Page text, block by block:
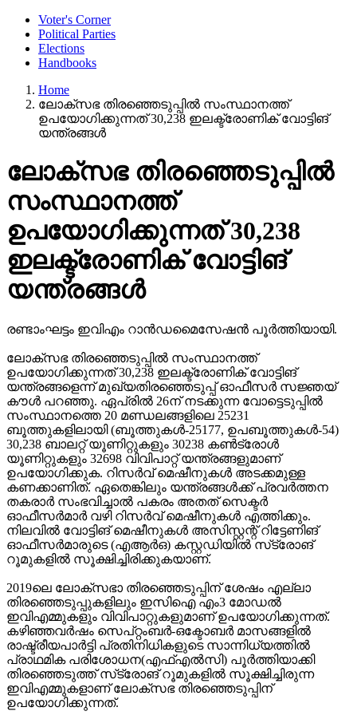
Voter's Corner
Political Parties
Elections
Handbooks
Home
ലോക്‌സഭ തിരഞ്ഞെടുപ്പില്‍ സംസ്ഥാനത്ത്
ഉപയോഗിക്കുന്നത് 30,238 ഇലക്ട്രോണിക് വോട്ടിങ്
യന്ത്രങ്ങള്‍
ലോക്‌സഭ തിരഞ്ഞെടുപ്പില്‍
സംസ്ഥാനത്ത്
ഉപയോഗിക്കുന്നത് 30,238
ഇലക്ട്രോണിക് വോട്ടിങ്
യന്ത്രങ്ങള്‍
രണ്ടാംഘട്ടം ഇവിഎം റാന്‍ഡമൈസേഷന്‍ പൂര്‍ത്തിയായി.
ലോക്‌സഭ തിരഞ്ഞെടുപ്പില്‍ സംസ്ഥാനത്ത്
ഉപയോഗിക്കുന്നത് 30,238 ഇലക്ട്രോണിക് വോട്ടിങ്
യന്ത്രങ്ങളെന്ന് മുഖ്യതിരഞ്ഞെടുപ്പ് ഓഫീസര്‍ സജ്ഞയ്
കൗള്‍ പറഞ്ഞു. ഏപ്രില്‍ 26ന് നടക്കുന്ന വോട്ടെടുപ്പില്‍
സംസ്ഥാനത്തെ 20 മണ്ഡലങ്ങളിലെ 25231
ബൂത്തുകളിലായി (ബൂത്തുകള്‍-25177, ഉപബൂത്തുകള്‍-54)
30,238 ബാലറ്റ് യൂണിറ്റുകളും 30238 കണ്‍ട്രോള്‍
യൂണിറ്റുകളും 32698 വിവിപാറ്റ് യന്ത്രങ്ങളുമാണ്
ഉപയോഗിക്കുക. റിസര്‍വ് മെഷീനുകള്‍ അടക്കമുള്ള
കണക്കാണിത്. ഏതെങ്കിലും യന്ത്രങ്ങള്‍ക്ക് പ്രവര്‍ത്തന
തകരാര്‍ സംഭവിച്ചാല്‍ പകരം അതത് സെക്ടര്‍
ഓഫീസര്‍മാര്‍ വഴി റിസര്‍വ് മെഷീനുകള്‍ എത്തിക്കും.
നിലവില്‍ വോട്ടിങ് മെഷീനുകള്‍ അസിസ്റ്റന്റ് റിട്ടേണിങ്
ഓഫീസര്‍മാരുടെ (എആര്‍ഒ) കസ്റ്റഡിയില്‍ സ്‌ട്രോങ്
റൂമുകളില്‍ സൂക്ഷിച്ചിരിക്കുകയാണ്.
2019ലെ ലോക്സഭാ തിരഞ്ഞെടുപ്പിന് ശേഷം എല്ലാ
തിരഞ്ഞെടുപ്പുകളിലും ഇസിഐ എം3 മോഡല്‍
ഇവിഎമ്മുകളും വിവിപാറ്റുകളുമാണ് ഉപയോഗിക്കുന്നത്.
കഴിഞ്ഞവര്‍ഷം സെപ്റ്റംബര്‍-ഒക്ടോബര്‍ മാസങ്ങളില്‍
രാഷ്ട്രീയപാര്‍ട്ടി പ്രതിനിധികളുടെ സാന്നിധ്യത്തില്‍
പ്രാഥമിക പരിശോധന(എഫ്എല്‍സി) പൂര്‍ത്തിയാക്കി
തിരഞ്ഞെടുത്ത് സ്‌ട്രോങ് റൂമുകളില്‍ സൂക്ഷിച്ചിരുന്ന
ഇവിഎമ്മുകളാണ് ലോക്‌സഭ തിരഞ്ഞെടുപ്പിന്
ഉപയോഗിക്കുന്നത്.